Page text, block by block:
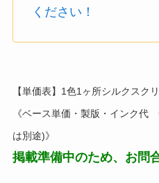
ください！
【単価表】1色1ヶ所シルクスク
《ベース単価・製版・インク
は別途)》
掲載準備中のため、お問